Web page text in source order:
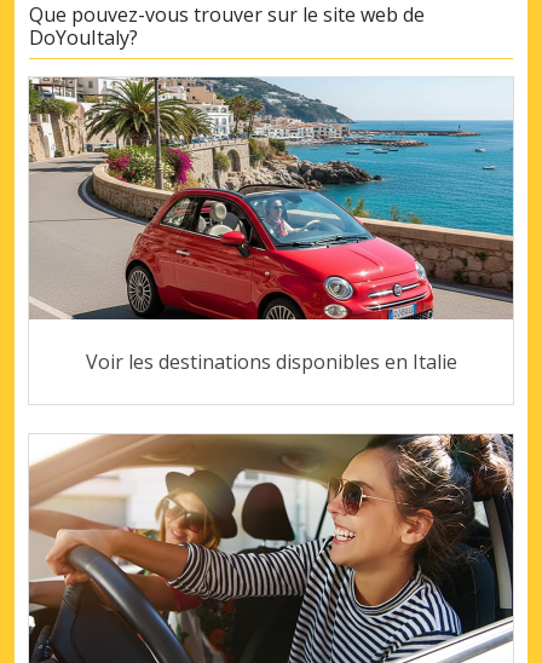
Que pouvez-vous trouver sur le site web de
DoYouItaly?
Voir les destinations disponibles en Italie